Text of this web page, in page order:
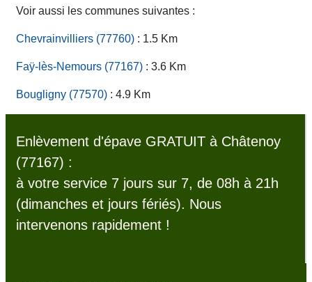
Voir aussi les communes suivantes :
Chevrainvilliers (77760) : 1.5 Km
Faÿ-lès-Nemours (77167) : 3.6 Km
Bougligny (77570) : 4.9 Km
Enlèvement d'épave GRATUIT à Châtenoy
(77167) :
à votre service 7 jours sur 7, de 08h à 21h
(dimanches et jours fériés). Nous
intervenons rapidement !